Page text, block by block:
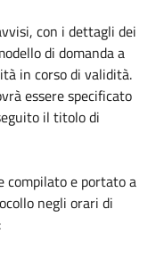
con i dettagli dei
di domanda a
in corso di validità.
essere specificato
il titolo di
compilato e portato a
negli orari di